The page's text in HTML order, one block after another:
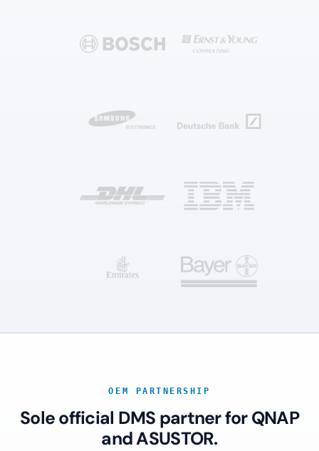
OEM PARTNERSHIP
Sole official DMS partner for QNAP
and ASUSTOR.